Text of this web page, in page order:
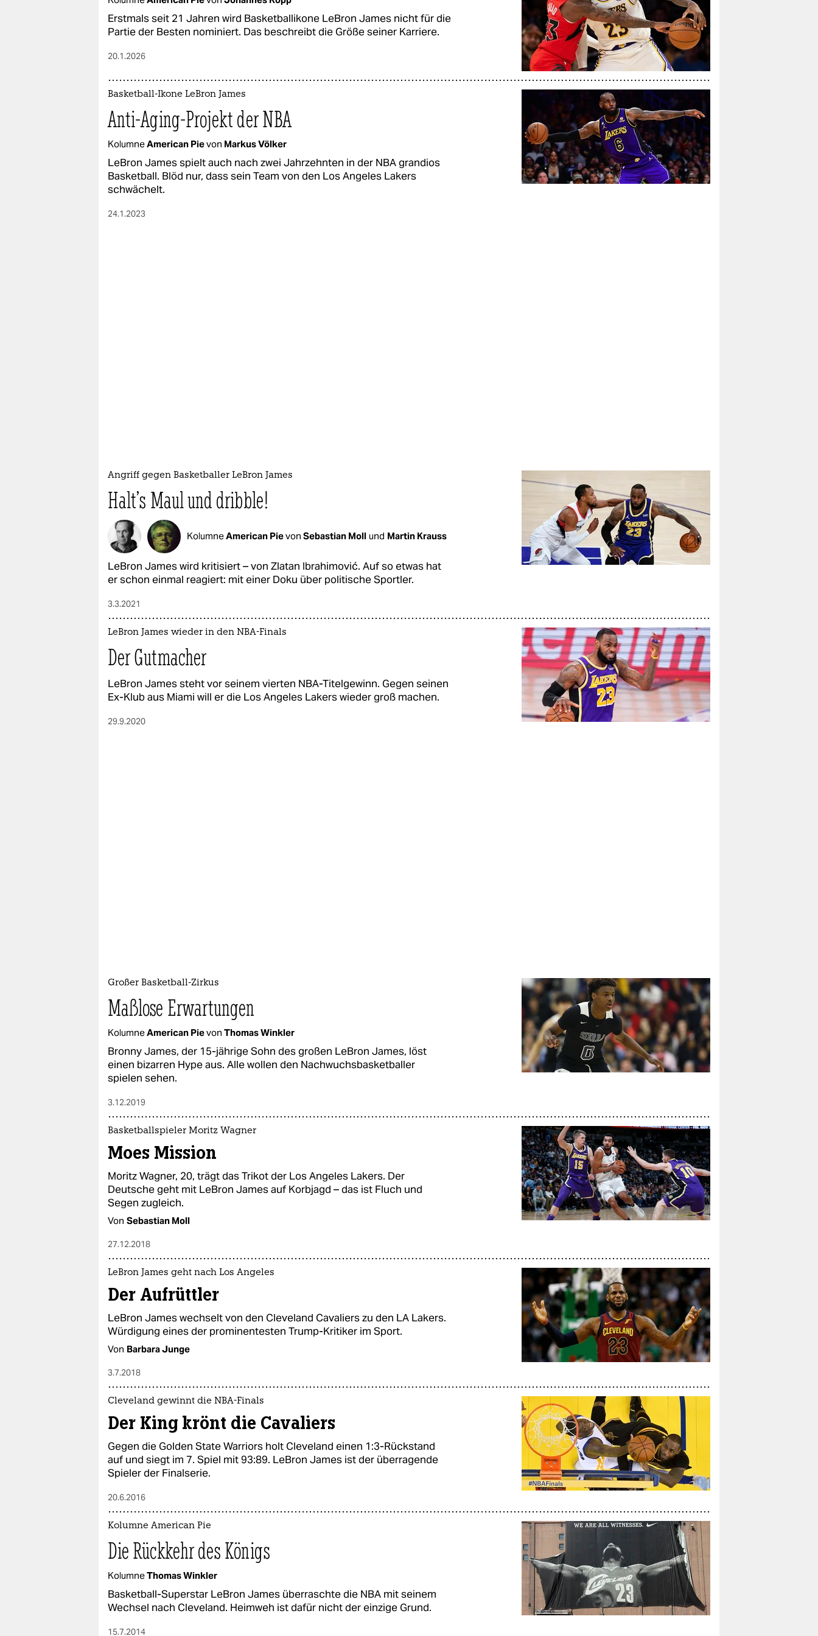
epaper login
Erstmals seit 21 Jahren wird Basketballikone LeBron James nicht für die
Partie der Besten nominiert. Das beschreibt die Größe seiner Karriere.
20.1.2026
Basketball-Ikone LeBron James
Anti-Aging-Projekt der NBA
KolumneAmerican Pievon Markus Völker
LeBron James spielt auch nach zwei Jahrzehnten in der NBA grandios
Basketball. Blöd nur, dass sein Team von den Los Angeles Lakers
schwächelt.
24.1.2023
Angriff gegen Basketballer LeBron James
Halt’s Maul und dribble!
KolumneAmerican Pievon Sebastian Moll und Martin Krauss
LeBron James wird kritisiert – von Zlatan Ibrahimović. Auf so etwas hat
er schon einmal reagiert: mit einer Doku über politische Sportler.
3.3.2021
LeBron James wieder in den NBA-Finals
Der Gutmacher
LeBron James steht vor seinem vierten NBA­-­Titelgewinn. Gegen seinen
Ex-Klub aus Miami will er die Los Angeles Lakers wieder groß machen.
29.9.2020
Großer Basketball-Zirkus
Maßlose Erwartungen
KolumneAmerican Pievon Thomas Winkler
Bronny James, der 15-jährige Sohn des großen LeBron James, löst
einen bizarren Hype aus. Alle wollen den Nachwuchsbasketballer
spielen sehen.
3.12.2019
Basketballspieler Moritz Wagner
Moes Mission
Moritz Wagner, 20, trägt das Trikot der Los Angeles Lakers. Der
Deutsche geht mit LeBron James auf Korbjagd – das ist Fluch und
Segen zugleich.
Von Sebastian Moll
27.12.2018
LeBron James geht nach Los Angeles
Der Aufrüttler
LeBron James wechselt von den Cleveland Cavaliers zu den LA Lakers.
Würdigung eines der prominentesten Trump-Kritiker im Sport.
Von Barbara Junge
3.7.2018
Cleveland gewinnt die NBA-Finals
Der King krönt die Cavaliers
Gegen die Golden State Warriors holt Cleveland einen 1:3-Rückstand
auf und siegt im 7. Spiel mit 93:89. LeBron James ist der überragende
Spieler der Finalserie.
20.6.2016
Kolumne American Pie
Die Rückkehr des Königs
KolumneThomas Winkler
Basketball-Superstar LeBron James überraschte die NBA mit seinem
Wechsel nach Cleveland. Heimweh ist dafür nicht der einzige Grund.
15.7.2014